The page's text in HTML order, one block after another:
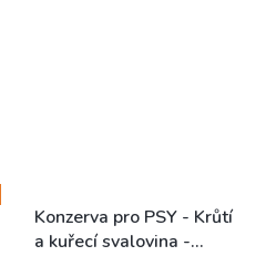
Konzerva pro PSY - Krůtí
a kuřecí svalovina -